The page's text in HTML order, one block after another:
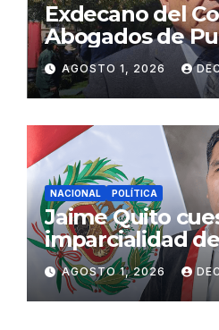
Exdecano del
Abogados de
propuestas
ciudadana
AGOSTO 1, 2026
NACIONAL POLÍTICA
Jaime Quito
imparcialidad
Constitucional
de Ollanta
AGOSTO 1, 2026